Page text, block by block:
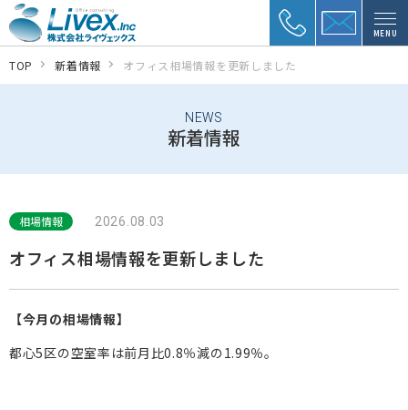
MENU
TOP 新着情報 オフィス相場情報を更新しました
NEWS
新着情報
相場情報 2026.08.03
オフィス相場情報を更新しました
【今月の相場情報】
都心5区の空室率は前月比0.8％減の1.99％。